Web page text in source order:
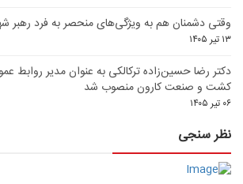
وقتی دشمنان هم به ویژگی‌های منحصر به فرد رهبر
۱۳ تیر ۱۴۰۵
دکتر رضا حسین‌زاده ترکالکی به عنوان مدیر روابط
کشت و صنعت کارون منصوب شد
۰۶ تیر ۱۴۰۵
نظر سنجی